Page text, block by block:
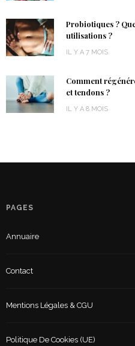
Probiotiques ?
utilisations ?
IL Y A 7 MOIS
Comment
et tendons ?
IL Y A 8 MOIS
PAGES
Annuaire
Contact
Mentions Légales & CGU
Politique De Cookies (UE)